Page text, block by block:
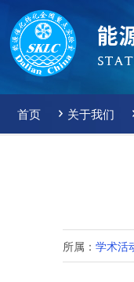
首页 关于我们
所属： 学术活